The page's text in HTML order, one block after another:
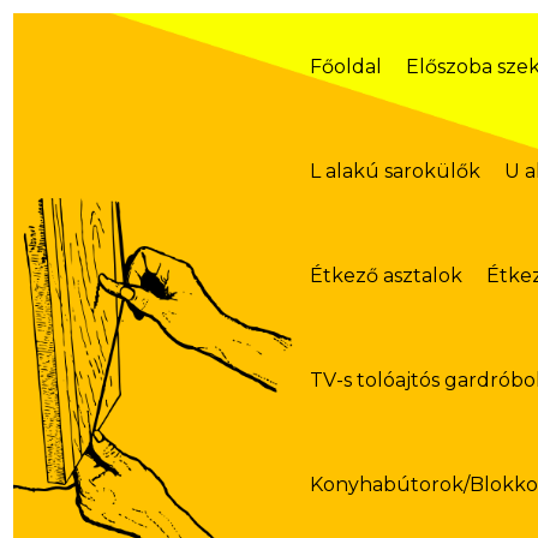
Skip
Főoldal Előszoba
L alakú sarokülők U
Étkező asztalok
TV-s tolóajtós
Konyhabútorok/